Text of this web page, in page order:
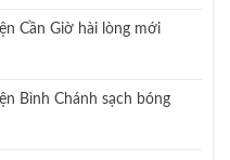
Cần Giờ hài lòng mới
Bình Chánh sạch bóng